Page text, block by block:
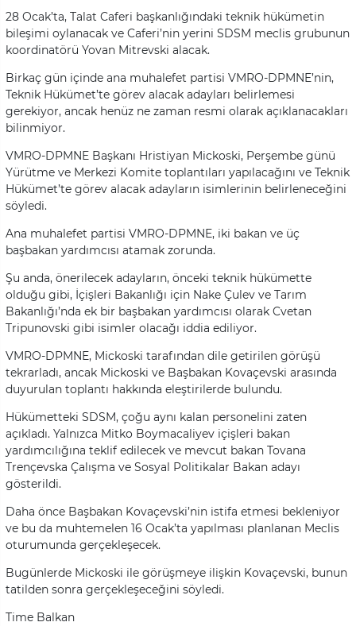
28 Ocak’ta, Talat Caferi başkanlığındaki teknik hükümetin
bileşimi oylanacak ve Caferi’nin yerini SDSM meclis grubunun
koordinatörü Yovan Mitrevski alacak.
Birkaç gün içinde ana muhalefet partisi VMRO-DPMNE’nin,
Teknik Hükümet’te görev alacak adayları belirlemesi
gerekiyor, ancak henüz ne zaman resmi olarak açıklanacakları
bilinmiyor.
VMRO-DPMNE Başkanı Hristiyan Mickoski, Perşembe günü
Yürütme ve Merkezi Komite toplantıları yapılacağını ve Teknik
Hükümet’te görev alacak adayların isimlerinin belirleneceğini
söyledi.
Ana muhalefet partisi VMRO-DPMNE, iki bakan ve üç
başbakan yardımcısı atamak zorunda.
Şu anda, önerilecek adayların, önceki teknik hükümette
olduğu gibi, İçişleri Bakanlığı için Nake Çulev ve Tarım
Bakanlığı’nda ek bir başbakan yardımcısı olarak Cvetan
Tripunovski gibi isimler olacağı iddia ediliyor.
VMRO-DPMNE, Mickoski tarafından dile getirilen görüşü
tekrarladı, ancak Mickoski ve Başbakan Kovaçevski arasında
duyurulan toplantı hakkında eleştirilerde bulundu.
Hükümetteki SDSM, çoğu aynı kalan personelini zaten
açıkladı. Yalnızca Mitko Boymacaliyev içişleri bakan
yardımcılığına teklif edilecek ve mevcut bakan Tovana
Trençevska Çalışma ve Sosyal Politikalar Bakan adayı
gösterildi.
Daha önce Başbakan Kovaçevski’nin istifa etmesi bekleniyor
ve bu da muhtemelen 16 Ocak’ta yapılması planlanan Meclis
oturumunda gerçekleşecek.
Bugünlerde Mickoski ile görüşmeye ilişkin Kovaçevski, bunun
tatilden sonra gerçekleşeceğini söyledi.
Time Balkan